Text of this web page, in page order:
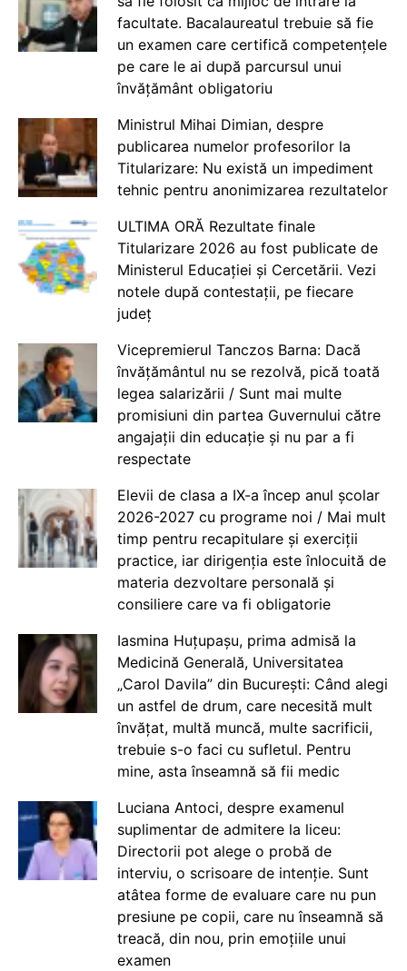
facultate. Bacalaureatul trebuie să fie
un examen care certifică competențele
pe care le ai după parcursul unui
învățământ obligatoriu
Ministrul Mihai Dimian, despre
publicarea numelor profesorilor la
Titularizare: Nu există un impediment
tehnic pentru anonimizarea rezultatelor
ULTIMA ORĂ Rezultate finale
Titularizare 2026 au fost publicate de
Ministerul Educației și Cercetării. Vezi
notele după contestații, pe fiecare
județ
Vicepremierul Tanczos Barna: Dacă
învățământul nu se rezolvă, pică toată
legea salarizării / Sunt mai multe
promisiuni din partea Guvernului către
angajații din educație și nu par a fi
respectate
Elevii de clasa a IX-a încep anul școlar
2026-2027 cu programe noi / Mai mult
timp pentru recapitulare și exerciții
practice, iar dirigenția este înlocuită de
materia dezvoltare personală și
consiliere care va fi obligatorie
Iasmina Huțupașu, prima admisă la
Medicină Generală, Universitatea
„Carol Davila” din București: Când alegi
un astfel de drum, care necesită mult
învățat, multă muncă, multe sacrificii,
trebuie s-o faci cu sufletul. Pentru
mine, asta înseamnă să fii medic
Luciana Antoci, despre examenul
suplimentar de admitere la liceu:
Directorii pot alege o probă de
interviu, o scrisoare de intenție. Sunt
atâtea forme de evaluare care nu pun
presiune pe copii, care nu înseamnă să
treacă, din nou, prin emoțiile unui
examen